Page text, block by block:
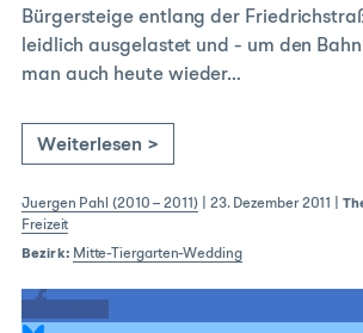
Bürgersteige entlang der
leidlich ausgelastet und - um den
man auch heute wieder…
Weiterlesen >
Juergen Pahl (2010 – 2011)| 23. Dezember 2011 |
Freizeit
Bezirk: Mitte-Tiergarten-Wedding